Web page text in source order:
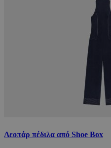
Λεοπάρ πέδιλα από Shoe Box